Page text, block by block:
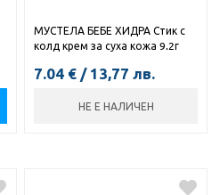
МУСТЕЛА БЕБЕ ХИДРА Стик с
колд крем за суха кожа 9.2г
7.04 € / 13,77 лв.
НЕ Е НАЛИЧЕН